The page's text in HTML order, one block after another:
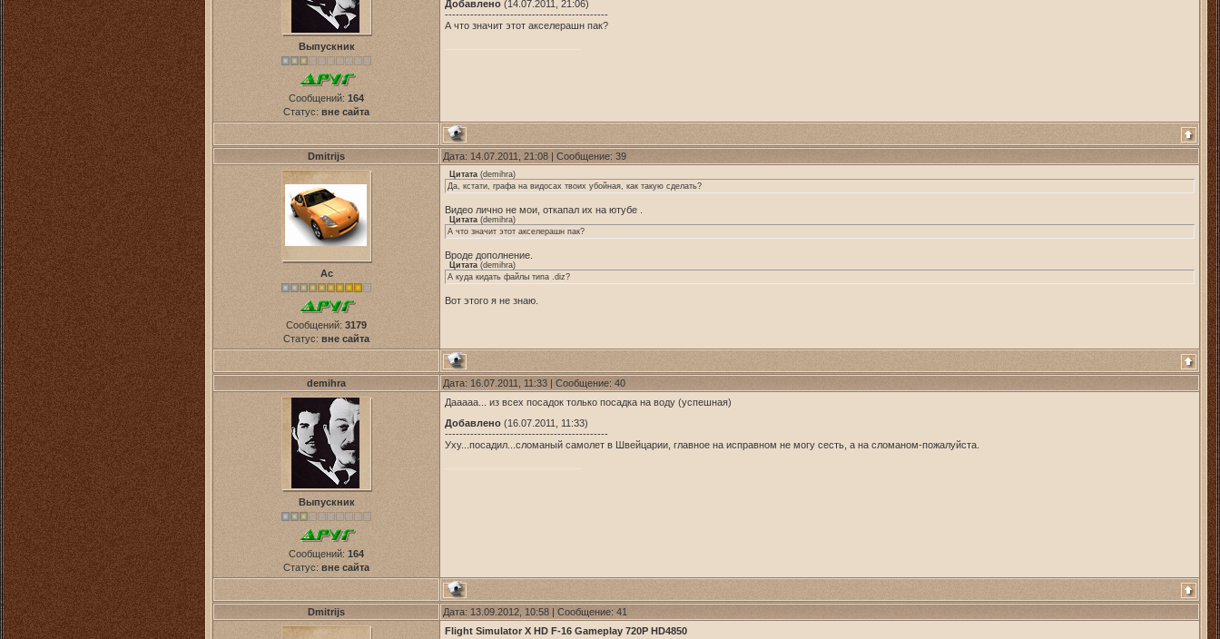
Выпускник
Сообщений: 164
Статус: вне сайта
Добавлено (14.07.2011, 21:06)
---------------------------------------------
А что значит этот акселерашн пак?
Dmitrijs Дата: 14.07.2011, 21:08 | Сообщение: 39
Ас
Сообщений: 3179
Статус: вне сайта
Цитата (demihra)
Да, кстати, графа на видосах твоих убойная, как такую сделать?
Видео лично не мои, откапал их на ютубе .
Цитата (demihra)
А что значит этот акселерашн пак?
Вроде дополнение.
Цитата (demihra)
А куда кидать файлы типа .diz?
Вот этого я не знаю.
demihra Дата: 16.07.2011, 11:33 | Сообщение: 40
Выпускник
Сообщений: 164
Статус: вне сайта
Дааааа... из всех посадок только посадка на воду (успешная)
Добавлено (16.07.2011, 11:33)
---------------------------------------------
Уху...посадил...сломаный самолет в Швейцарии, главное на исправном не могу сесть, а на сломаном-пожалуйста.
Dmitrijs Дата: 13.09.2012, 10:58 | Сообщение: 41
Flight Simulator X HD F-16 Gameplay 720P HD4850